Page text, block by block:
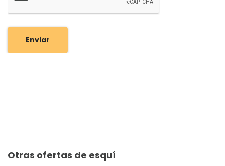
Enviar
Otras ofertas de esquí